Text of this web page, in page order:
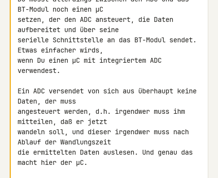
BT-Modul noch einen µC
setzen, der den ADC ansteuert, die Daten
aufbereitet und über seine
serielle Schnittstelle an das BT-Modul sendet.
Etwas einfacher wirds,
wenn Du einen µC mit integriertem ADC
verwendest.
Ein ADC versendet von sich aus überhaupt keine
Daten, der muss
angesteuert werden, d.h. irgendwer muss ihm
mitteilen, daß er jetzt
wandeln soll, und dieser irgendwer muss nach
Ablauf der Wandlungszeit
die ermittelten Daten auslesen. Und genau das
macht hier der µC.